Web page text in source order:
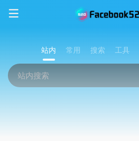
站内 常用 搜索 工具